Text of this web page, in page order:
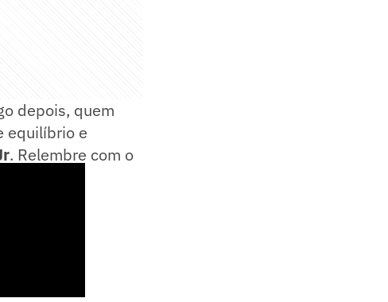
depois, quem
equilíbrio e
. Relembre com o